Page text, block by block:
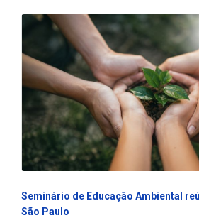
Seminário de Educação Ambiental
São Paulo